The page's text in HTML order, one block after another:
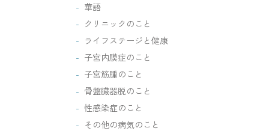
華語
クリニックのこと
ライフステージと健康
子宮内膜症のこと
子宮筋腫のこと
骨盤臓器脱のこと
性感染症のこと
その他の病気のこと